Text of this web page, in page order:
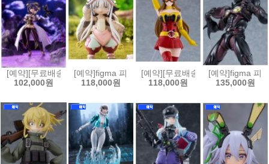
[예약][무료배송]figma 피그마 마법소녀를 동경해서 - 마지아 베제
102,000원
[예약]figma 피그마 메이드 인 어비스 열일의 황금
118,000원
[예약][무료배송]figma 피그마 토
118,000원
[예약]figma 피
135,000원